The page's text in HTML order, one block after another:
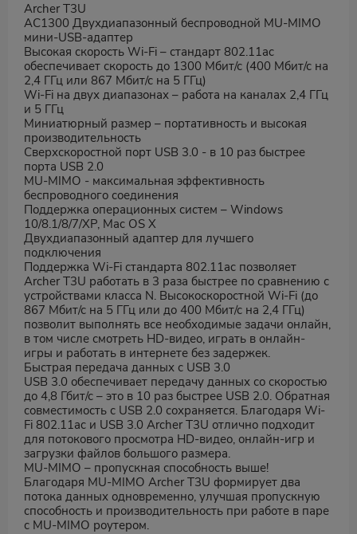
Archer T3U
AC1300 Двухдиапазонный беспроводной MU-MIMO
мини-USB-адаптер
Высокая скорость Wi-Fi – стандарт 802.11ac
обеспечивает скорость до 1300 Мбит/с (400 Мбит/с на
2,4 ГГц или 867 Мбит/с на 5 ГГц)
Wi-Fi на двух диапазонах – работа на каналах 2,4 ГГц
и 5 ГГц
Миниатюрный размер – портативность и высокая
производительность
Сверхскоростной порт USB 3.0 - в 10 раз быстрее
порта USB 2.0
MU-MIMO - максимальная эффективность
беспроводного соединения
Поддержка операционных систем – Windows
10/8.1/8/7/XP, Mac OS X
Двухдиапазонный адаптер для лучшего
подключения
Поддержка Wi-Fi стандарта 802.11ac позволяет
Archer T3U работать в 3 раза быстрее по сравнению с
устройствами класса N. Высокоскоростной Wi-Fi (до
867 Мбит/с на 5 ГГц или до 400 Мбит/с на 2,4 ГГц)
позволит выполнять все необходимые задачи онлайн,
в том числе смотреть HD-видео, играть в онлайн-
игры и работать в интернете без задержек.
Быстрая передача данных с USB 3.0
USB 3.0 обеспечивает передачу данных со скоростью
до 4,8 Гбит/с – это в 10 раз быстрее USB 2.0. Обратная
совместимость с USB 2.0 сохраняется. Благодаря Wi-
Fi 802.11ac и USB 3.0 Archer T3U отлично подходит
для потокового просмотра HD-видео, онлайн-игр и
загрузки файлов большого размера.
MU-MIMO – пропускная способность выше!
Благодаря MU-MIMO Archer T3U формирует два
потока данных одновременно, улучшая пропускную
способность и производительность при работе в паре
с MU-MIMO роутером.